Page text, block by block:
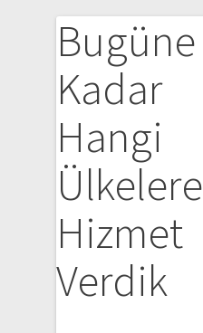
Bugüne
Kadar
Hangi
Ülkelere
Hizmet
Verdik